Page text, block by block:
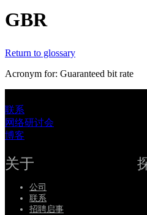
支
服
务
如
何
购
买
资
源
GBR
Return to glossary
Acronym for: Guaranteed bit rate
联系
网络研讨会
博客
关于
公司
联系
招聘启事